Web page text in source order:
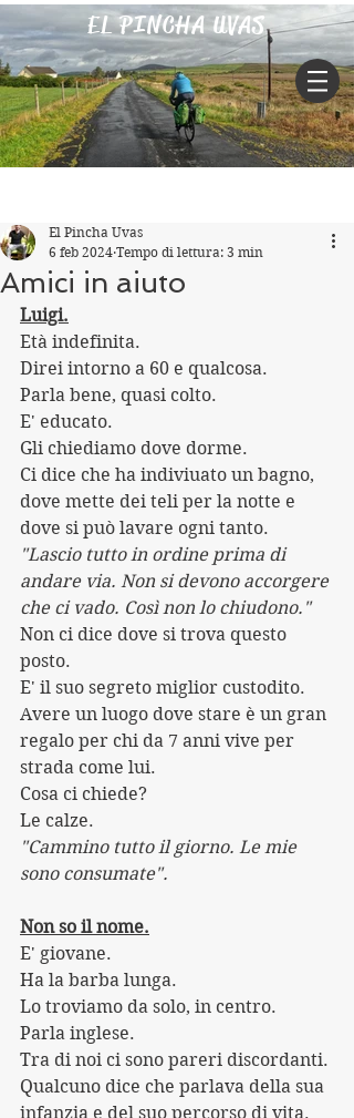
EL PINCHA UVAS
Amici in aiuto
El Pincha Uvas
6 feb 2024 Tempo di lettura: 3 min
Luigi.
Età indefinita.
Direi intorno a 60 e qualcosa.
Parla bene, quasi colto.
E' educato.
Gli chiediamo dove dorme.
Ci dice che ha indiviuato un bagno,
dove mette dei teli per la notte e
dove si può lavare ogni tanto.
"Lascio tutto in ordine prima di
andare via. Non si devono accorgere
che ci vado. Così non lo chiudono."
Non ci dice dove si trova questo
posto.
E' il suo segreto miglior custodito.
Avere un luogo dove stare è un gran
regalo per chi da 7 anni vive per
strada come lui.
Cosa ci chiede?
Le calze.
"Cammino tutto il giorno. Le mie
sono consumate".
Non so il nome.
E' giovane.
Ha la barba lunga.
Lo troviamo da solo, in centro.
Parla inglese.
Tra di noi ci sono pareri discordanti.
Qualcuno dice che parlava della sua
infanzia e del suo percorso di vita.